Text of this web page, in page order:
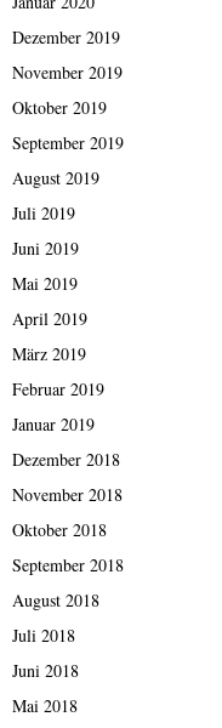
Dezember 2019
November 2019
Oktober 2019
September 2019
August 2019
Juli 2019
Juni 2019
Mai 2019
April 2019
März 2019
Februar 2019
Januar 2019
Dezember 2018
November 2018
Oktober 2018
September 2018
August 2018
Juli 2018
Juni 2018
Mai 2018